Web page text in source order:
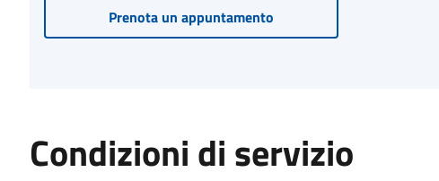
Prenota un appuntamento
Condizioni di servizio